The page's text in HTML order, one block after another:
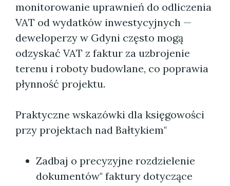
monitorowanie uprawnień do odliczenia
VAT od wydatków inwestycyjnych —
deweloperzy w Gdyni często mogą
odzyskać VAT z faktur za uzbrojenie
terenu i roboty budowlane, co poprawia
płynność projektu.
Praktyczne wskazówki dla księgowości
przy projektach nad Bałtykiem"
Zadbaj o precyzyjne rozdzielenie
dokumentów" faktury dotyczące